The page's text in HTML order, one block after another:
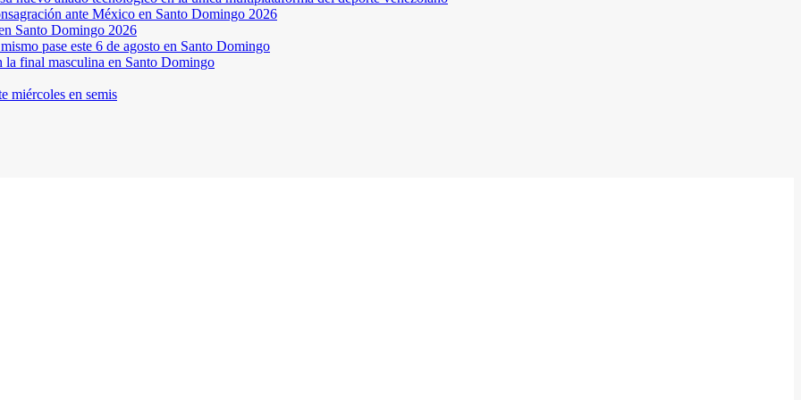
ante México en Santo Domingo 2026
Santo Domingo 2026
pase este 6 de agosto en Santo Domingo
la final masculina en Santo Domingo
miércoles en semis